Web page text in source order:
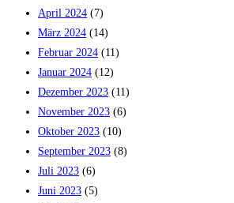
April 2024 (7)
März 2024 (14)
Februar 2024 (11)
Januar 2024 (12)
Dezember 2023 (11)
November 2023 (6)
Oktober 2023 (10)
September 2023 (8)
Juli 2023 (6)
Juni 2023 (5)